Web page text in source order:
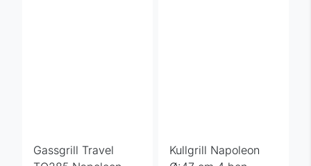
Gassgrill Travel
Kullgrill Napoleon